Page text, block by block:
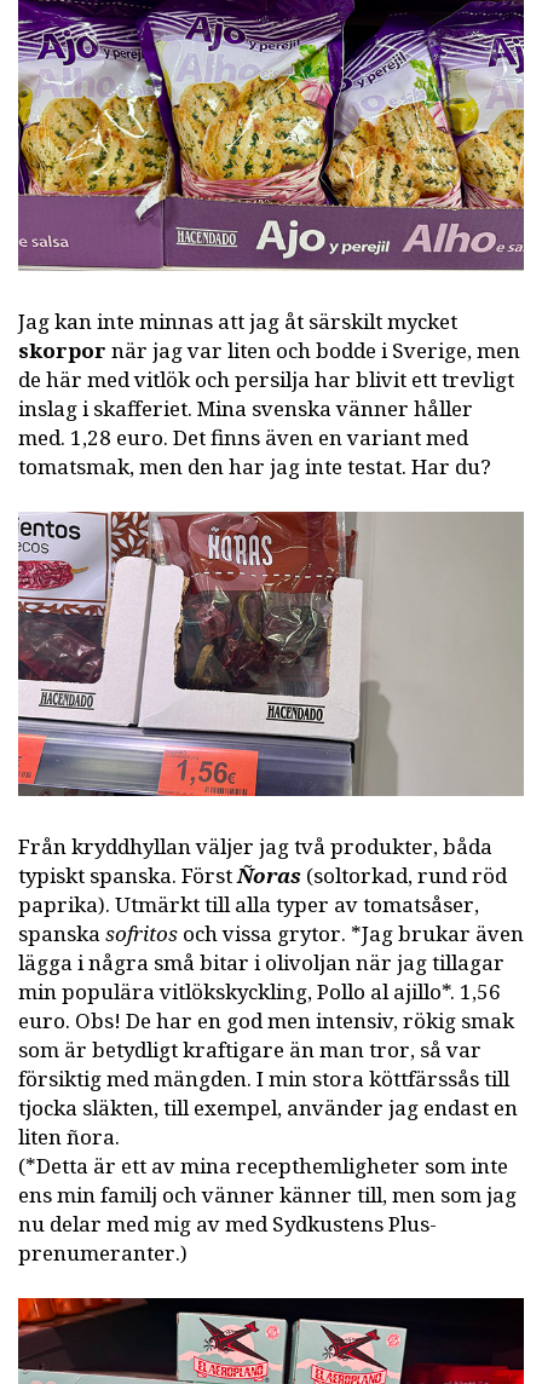
Jag kan inte minnas att jag åt särskilt mycket
skorpor när jag var liten och bodde i Sverige, men
de här med vitlök och persilja har blivit ett trevligt
inslag i skafferiet. Mina svenska vänner håller
med. 1,28 euro. Det finns även en variant med
tomatsmak, men den har jag inte testat. Har du?
Från kryddhyllan väljer jag två produkter, båda
typiskt spanska. FörstÑoras (soltorkad, rund röd
paprika). Utmärkt till alla typer av tomatsåser,
spanskasofritos och vissa grytor. *Jag brukar även
lägga i några små bitar i olivoljan när jag tillagar
min populära vitlökskyckling, Pollo al ajillo*. 1,56
euro. Obs! De har en god men intensiv, rökig smak
som är betydligt kraftigare än man tror, så var
försiktig med mängden. I min stora köttfärssås till
tjocka släkten, till exempel, använder jag endast en
liten ñora.
(*Detta är ett av mina recepthemligheter som inte
ens min familj och vänner känner till, men som jag
nu delar med mig av med Sydkustens Plus-
prenumeranter.)